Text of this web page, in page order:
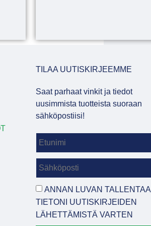
TILAA UUTISKIRJEEMME
Saat parhaat vinkit ja tiedot
uusimmista tuotteista suoraan
sähköpostiisi!
ANNAN LUVAN TALLENTAA
TIETONI UUTISKIRJEIDEN
LÄHETTÄMISTÄ VARTEN